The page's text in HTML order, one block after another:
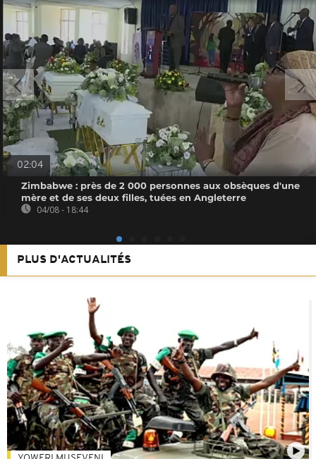
02:04
Zimbabwe : près de 2 000 personnes aux obsèques d'une
mère et de ses deux filles, tuées en Angleterre
04/08 - 18:44
PLUS D'ACTUALITÉS